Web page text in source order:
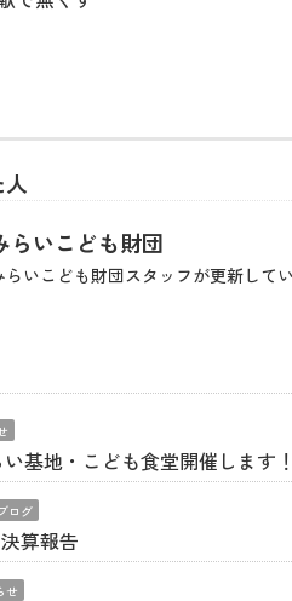
らいこども財団
らいこども財団スタッフが更新してい
基地・こども食堂開催します！
ログ
算報告
せ